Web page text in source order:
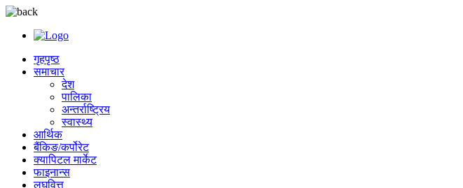
गृहपृष्ठ
समाचार
देश
पालिका
अन्तर्राष्ट्रिय
स्वास्थ्य
आर्थिक
बैंकिङ/कर्पोरेट
क्यापिटल मार्केट
फाइनान्स
लघुवित्त